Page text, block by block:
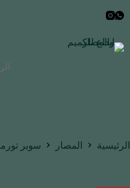
إلى
الرئيسية المصار سوبر